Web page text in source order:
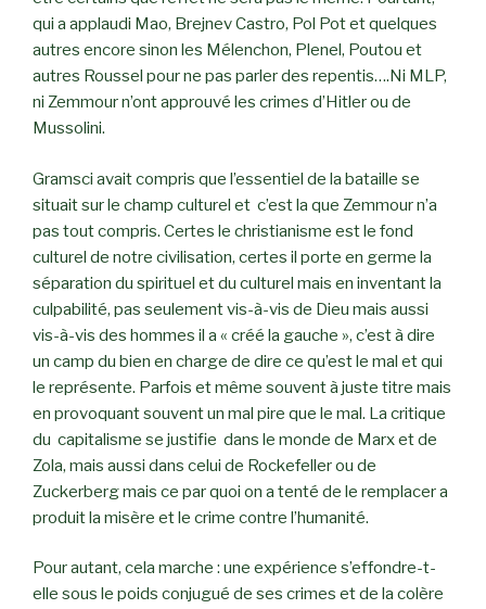
qui a applaudi Mao, Brejnev Castro, Pol Pot et quelques
autres encore sinon les Mélenchon, Plenel, Poutou et
autres Roussel pour ne pas parler des repentis….Ni MLP,
ni Zemmour n’ont approuvé les crimes d’Hitler ou de
Mussolini.
Gramsci avait compris que l’essentiel de la bataille se
situait sur le champ culturel et c’est la que Zemmour n’a
pas tout compris. Certes le christianisme est le fond
culturel de notre civilisation, certes il porte en germe la
séparation du spirituel et du culturel mais en inventant la
culpabilité, pas seulement vis-à-vis de Dieu mais aussi
vis-à-vis des hommes il a « créé la gauche », c’est à dire
un camp du bien en charge de dire ce qu’est le mal et qui
le représente. Parfois et même souvent à juste titre mais
en provoquant souvent un mal pire que le mal. La critique
du capitalisme se justifie dans le monde de Marx et de
Zola, mais aussi dans celui de Rockefeller ou de
Zuckerberg mais ce par quoi on a tenté de le remplacer a
produit la misère et le crime contre l’humanité.
Pour autant, cela marche : une expérience s’effondre-t-
elle sous le poids conjugué de ses crimes et de la colère